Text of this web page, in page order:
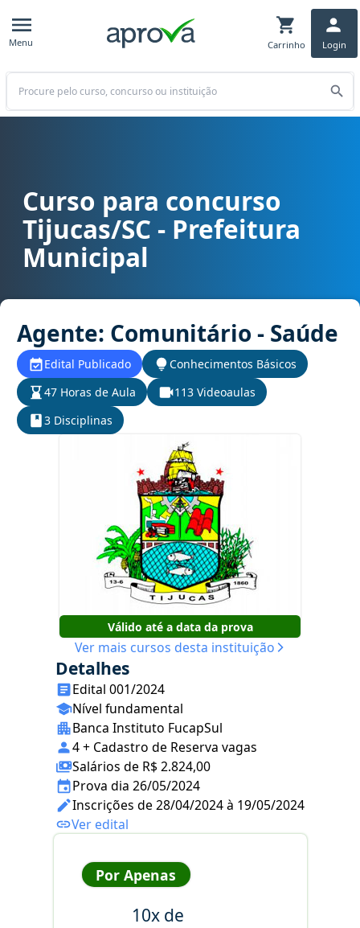
Menu Carrinho Login
Buscar
Curso para concurso Tijucas/SC - Prefeitura Municipal cargo
Curso para concurso
Tijucas/SC - Prefeitura
Municipal
Agente: Comunitário - Saúde
Edital Publicado
Conhecimentos Básicos
47 Horas de Aula
113 Videoaulas
3 Disciplinas
Válido até a data da prova
Ver mais cursos desta instituição
Detalhes
Edital 001/2024
Nível fundamental
Banca Instituto FucapSul
4 + Cadastro de Reserva vagas
Salários de R$ 2.824,00
Prova dia 26/05/2024
Inscrições de 28/04/2024 à 19/05/2024
Ver edital
Por Apenas
10x de